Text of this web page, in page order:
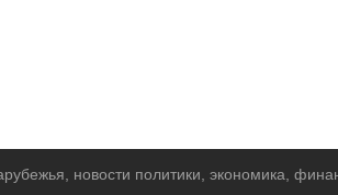
новости политики, экономика,